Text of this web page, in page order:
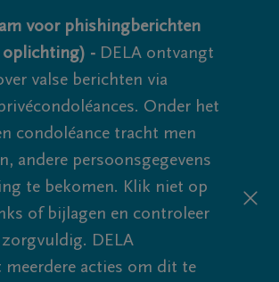
voor phishingberichten
- DELA ontvangt
valse berichten via
Onder het
condoléance tracht men
andere persoonsgegevens
te bekomen. Klik niet op
of bijlagen en controleer
DELA
meerdere acties om dit te